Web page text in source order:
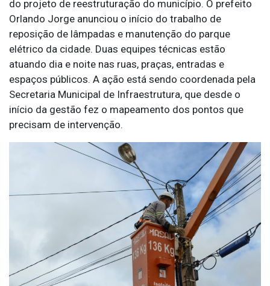
do projeto de reestruturação do município. O prefeito
Orlando Jorge anunciou o início do trabalho de
reposição de lâmpadas e manutenção do parque
elétrico da cidade. Duas equipes técnicas estão
atuando dia e noite nas ruas, praças, entradas e
espaços públicos. A ação está sendo coordenada pela
Secretaria Municipal de Infraestrutura, que desde o
início da gestão fez o mapeamento dos pontos que
precisam de intervenção.